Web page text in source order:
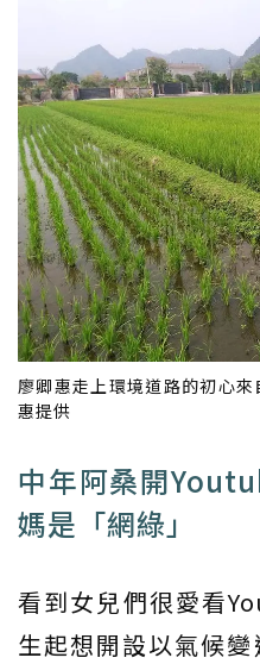
廖卿惠走上環境道路的初心
惠提供
中年阿桑開
媽是「網綠」
看到女兒們很愛看
生起想開設以氣候